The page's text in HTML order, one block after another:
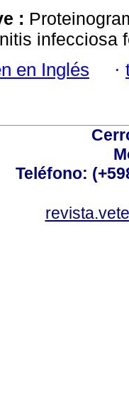
:
infecciosa
en Inglés ·
Teléfono: